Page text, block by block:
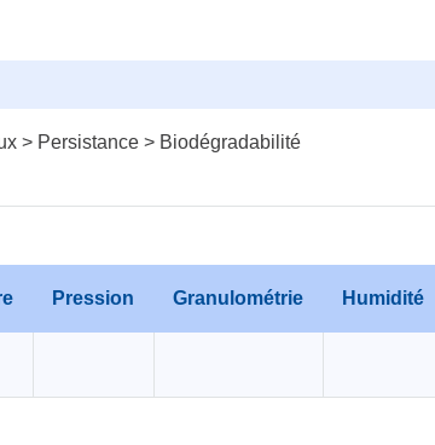
> Persistance > Biodégradabilité
Pression Granulométrie Humidité